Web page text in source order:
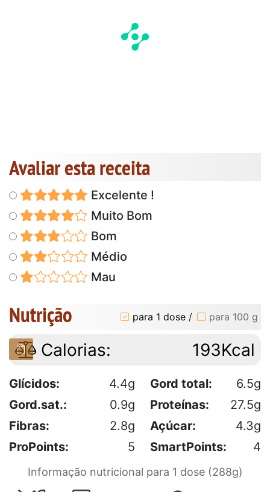
Avaliar esta receita
Excelente !
Muito Bom
Bom
Médio
Mau
Nutrição para 1 dose / para 100 g
Calorias: 193Kcal
Glícidos: 4.4g Gord total:
6.5g
Gord.sat.:
0.9g Proteínas:
27.5g
Fibras:
2.8g Açúcar:
4.3g
ProPoints:
5 SmartPoints: 4
Informação nutricional para 1 dose (288g)